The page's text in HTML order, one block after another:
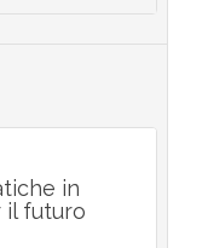
in
il futuro